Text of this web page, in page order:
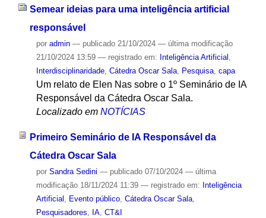
Semear ideias para uma inteligência artificial
responsável
por admin — publicado21/10/2024 — última modificação
21/10/2024 13:59 — registrado em: Inteligência Artificial ,
Interdisciplinaridade, Cátedra Oscar Sala, Pesquisa, capa
Um relato de Elen Nas sobre o 1º Seminário de IA
Responsável da Cátedra Oscar Sala.
Localizado em NOTÍCIAS
Primeiro Seminário de IA Responsável da
Cátedra Oscar Sala
por Sandra Sedini — publicado07/10/2024 — última
modificação18/11/2024 11:39 — registrado em: Inteligência
Artificial , Evento público, Cátedra Oscar Sala,
Pesquisadores, IA, CT&I